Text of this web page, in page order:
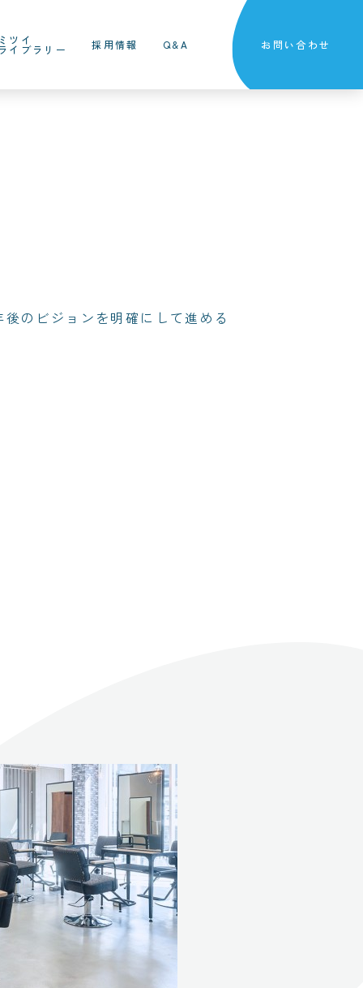
ミツイ
ライブラリー 採用情報 Q&A お問い合わせ
のビジョンを明確にして進める